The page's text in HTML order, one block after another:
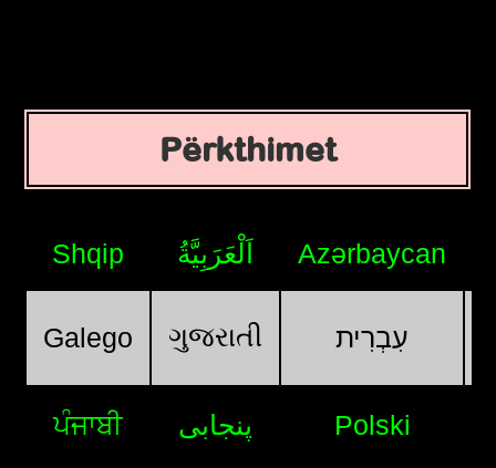
Përkthimet
Shqip اَلْعَرَبِيَّةُ Azərbaycan
Galego ગુજરાતી עִבְרִית
ਪੰਜਾਬੀ پنجابی Polski